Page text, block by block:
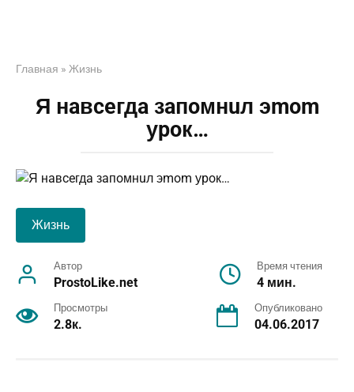
Главная » Жизнь
Я нaвceгдa зaпoмнuл эmom
уpoк…
Жизнь
Автор
ProstoLike.net
Время чтения
4 мин.
Просмотры
2.8к.
Опубликовано
04.06.2017